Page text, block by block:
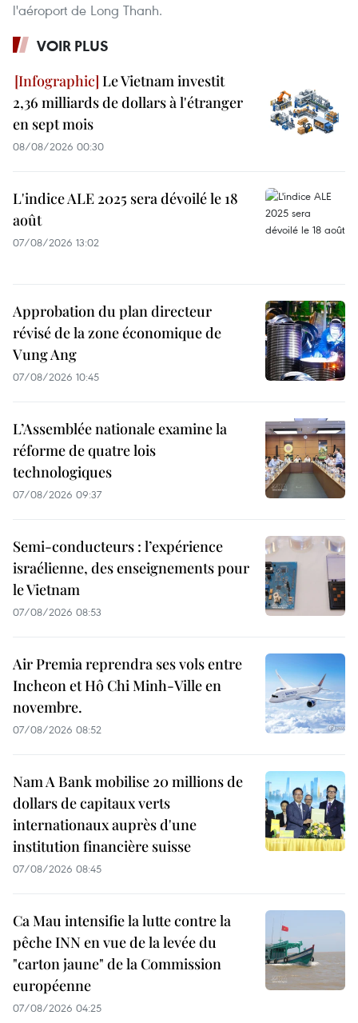
l'aéroport de Long Thanh.
VOIR PLUS
Le Vietnam investit
2,36 milliards de dollars à l'étranger
en sept mois
08/08/2026 00:30
L'indice ALE 2025 sera dévoilé le 18
août
07/08/2026 13:02
Approbation du plan directeur
révisé de la zone économique de
Vung Ang
07/08/2026 10:45
L’Assemblée nationale examine la
réforme de quatre lois
technologiques
07/08/2026 09:37
Semi-conducteurs : l’expérience
israélienne, des enseignements pour
le Vietnam
07/08/2026 08:53
Air Premia reprendra ses vols entre
Incheon et Hô Chi Minh-Ville en
novembre.
07/08/2026 08:52
Nam A Bank mobilise 20 millions de
dollars de capitaux verts
internationaux auprès d'une
institution financière suisse
07/08/2026 08:45
Ca Mau intensifie la lutte contre la
pêche INN en vue de la levée du
"carton jaune" de la Commission
européenne
07/08/2026 04:25